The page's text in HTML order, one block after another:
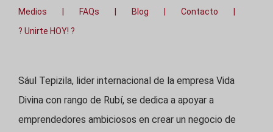
Medios
FAQs Blog
Contacto
? Unirte HOY! ?
Sául Tepizila, lider internacional de la empresa Vida
Divina con rango de Rubí, se dedica a apoyar a
emprendedores ambiciosos en crear un negocio de